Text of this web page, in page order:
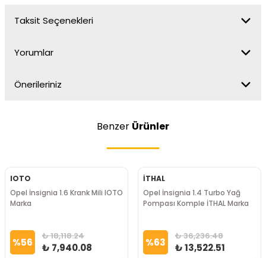
Taksit Seçenekleri
Yorumlar
Önerileriniz
Benzer Ürünler
IOTO
Opel İnsignia 1.6 Krank Mili IOTO
Marka
%56 ₺ 18,118.24
₺ 7,940.08
İTHAL
Opel İnsignia 1.4 Turbo Yağ
Pompası Komple İTHAL Marka
%63 ₺ 36,236.48
₺ 13,522.51